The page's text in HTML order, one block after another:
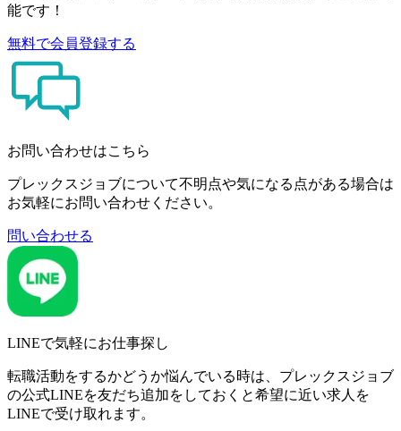
能です！
無料で会員登録する
お問い合わせはこちら
プレックスジョブについて不明点や気になる点がある場合は
お気軽にお問い合わせください。
問い合わせる
LINEで気軽にお仕事探し
転職活動をするかどうか悩んでいる時は、プレックスジョブ
の公式LINEを友だち追加をしておくと希望に近い求人を
LINEで受け取れます。